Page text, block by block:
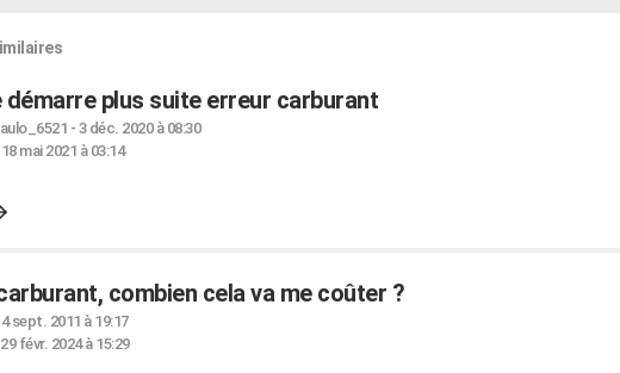
démarre plus suite erreur carburant
- 3 déc. 2020 à 08:30
18 mai 2021 à 03:14
combien cela va me coûter ?
4 sept. 2011 à 19:17
29 févr. 2024 à 15:29